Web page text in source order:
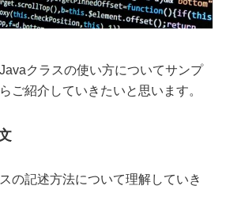
クラスの使い方についてサンプ
ご紹介していきたいと思います。
の記述方法について理解していき